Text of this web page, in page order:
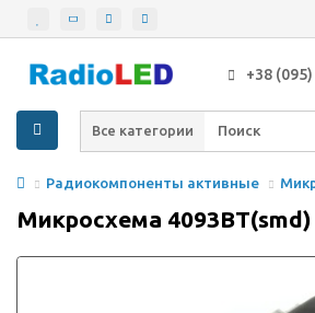
+38
Все категории
Радиокомпоненты активные
Микросхема 4093BT(smd)